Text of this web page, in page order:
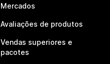
Mercados
Avaliações de produtos
Vendas superiores e
pacotes